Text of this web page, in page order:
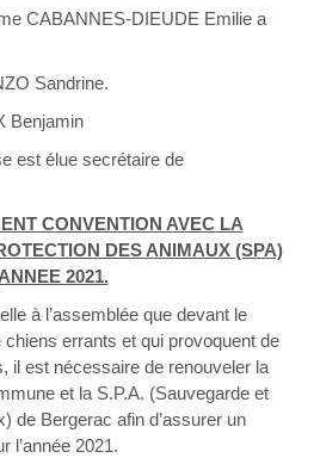
CABANNES-DIEUDE Emilie a
Sandrine.
Benjamin
est élue secrétaire de
CONVENTION AVEC LA
DES ANIMAUX (SPA)
ANNEE 2021.
à l’assemblée que devant le
errants et qui provoquent de
il est nécessaire de renouveler la
et la S.P.A. (Sauvegarde et
de Bergerac afin d’assurer un
l’année 2021.